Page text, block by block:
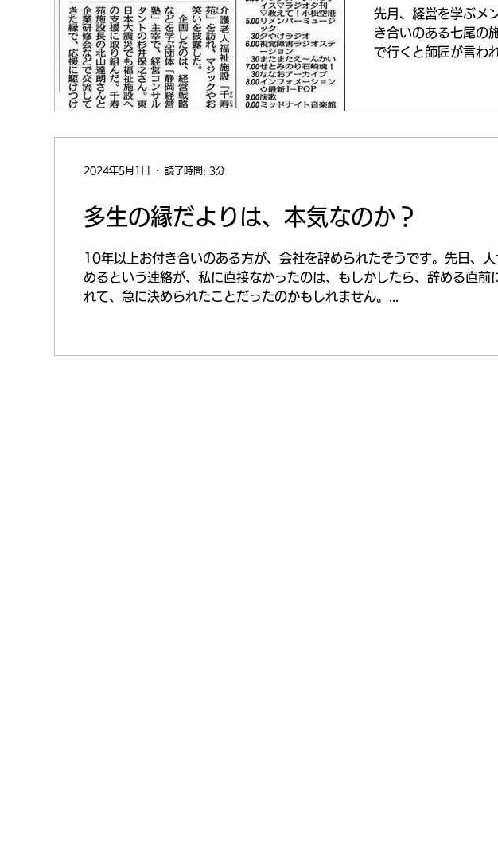
先月、経営を学ぶメ
き合いのある七尾の
で行くと師匠が言わ
会社があることで社
多生の縁だよりは、本気なのか？
10年以上お付き合いのある方が、会社を辞められたそうです。先日、
めるという連絡が、私に直接なかったのは、もしかしたら、辞める直前
れて、急に決められたことだったのかもしれません。...
2024年5月1日 読了時間: 3分